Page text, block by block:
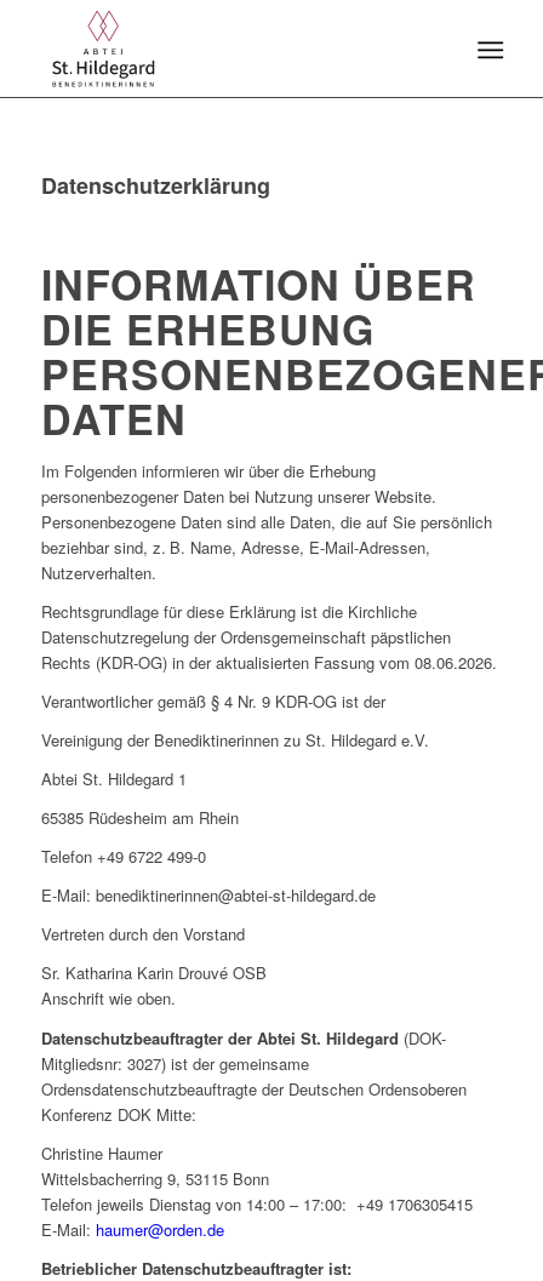
Datenschutzerklärung
INFORMATION ÜBER
DIE ERHEBUNG
DATEN
Im Folgenden informieren wir über die Erhebung
personenbezogener Daten bei Nutzung unserer Website.
Personenbezogene Daten sind alle Daten, die auf Sie persönlich
beziehbar sind, z. B. Name, Adresse, E-Mail-Adressen,
Nutzerverhalten.
Rechtsgrundlage für diese Erklärung ist die Kirchliche
Datenschutzregelung der Ordensgemeinschaft päpstlichen
Rechts (KDR-OG) in der aktualisierten Fassung vom 08.06.2026.
Verantwortlicher gemäß § 4 Nr. 9 KDR-OG ist der
Vereinigung der Benediktinerinnen zu St. Hildegard e.V.
Abtei St. Hildegard 1
65385 Rüdesheim am Rhein
Telefon +49 6722 499-0
E-Mail: benediktinerinnen@abtei-st-hildegard.de
Vertreten durch den Vorstand
Sr. Katharina Karin Drouvé OSB
Anschrift wie oben.
Datenschutzbeauftragter der Abtei St. Hildegard (DOK-
Mitgliedsnr: 3027) ist der gemeinsame
Ordensdatenschutzbeauftragte der Deutschen Ordensoberen
Konferenz DOK Mitte:
Christine Haumer
Wittelsbacherring 9, 53115 Bonn
Telefon jeweils Dienstag von 14:00 – 17:00: +49 1706305415
E-Mail: haumer@orden.de
Betrieblicher Datenschutzbeauftragter ist: